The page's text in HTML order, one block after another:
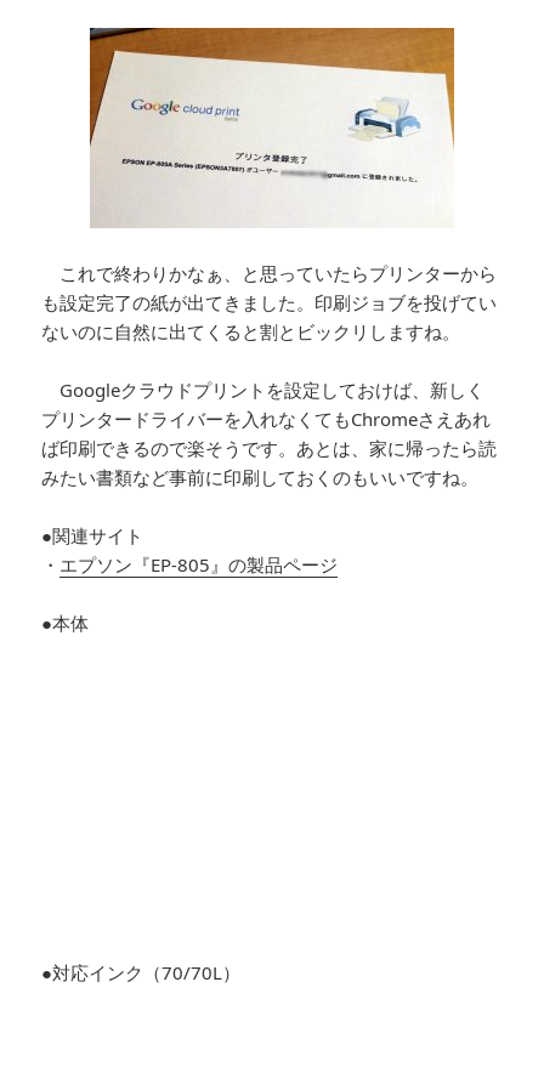
これで終わりかなぁ、と思っていたらプリンターから
も設定完了の紙が出てきました。印刷ジョブを投げてい
ないのに自然に出てくると割とビックリしますね。
Googleクラウドプリントを設定しておけば、新しく
プリンタードライバーを入れなくてもChromeさえあれ
ば印刷できるので楽そうです。あとは、家に帰ったら読
みたい書類など事前に印刷しておくのもいいですね。
●関連サイト
・ エプソン『EP-805』の製品ページ
●本体
●対応インク（70/70L）